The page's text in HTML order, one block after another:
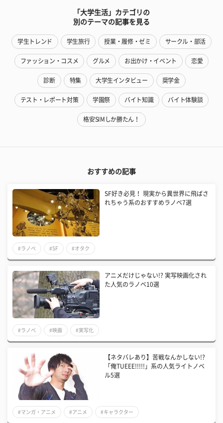
「大学生活」カテゴリの
別のテーマの記事を見る
学生トレンド 学生旅行 授業・履修・ゼミ サークル・部活
ファッション・コスメ グルメ お出かけ・イベント 恋愛
診断 特集 大学生インタビュー 奨学金
テスト・レポート対策 学園祭 バイト知識 バイト体験談
格安SIMしか勝たん！
おすすめの記事
SF好き必見！ 現実から異世界に飛ばさ
れちゃう系のおすすめラノベ7選
#ラノベ #SF #オタク
アニメだけじゃない!? 実写映画化され
た人気のラノベ10選
#ラノベ #映画 #実写化
【ネタバレあり】苦戦なんかしない!?
「俺TUEEE!!!!!」系の人気ライトノベ
ル5選
#マンガ・アニメ #アニメ #キャラクター